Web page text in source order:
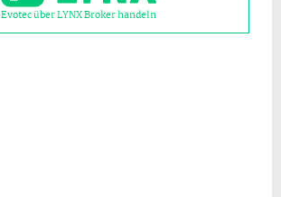
Evotec über LYNX Broker handeln